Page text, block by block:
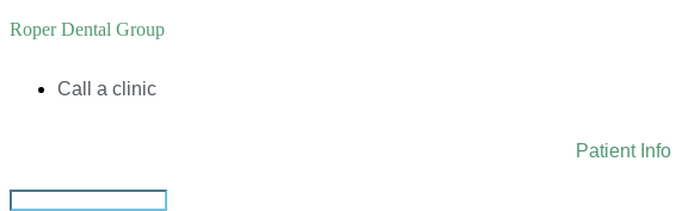
Roper Dental Group
Call a clinic
Patient Info